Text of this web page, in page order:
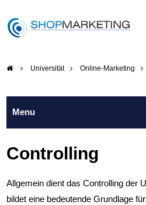
Universität Online-Marketing
Controlling
Allgemein dient das Controlling der
bildet eine bedeutende Grundlage